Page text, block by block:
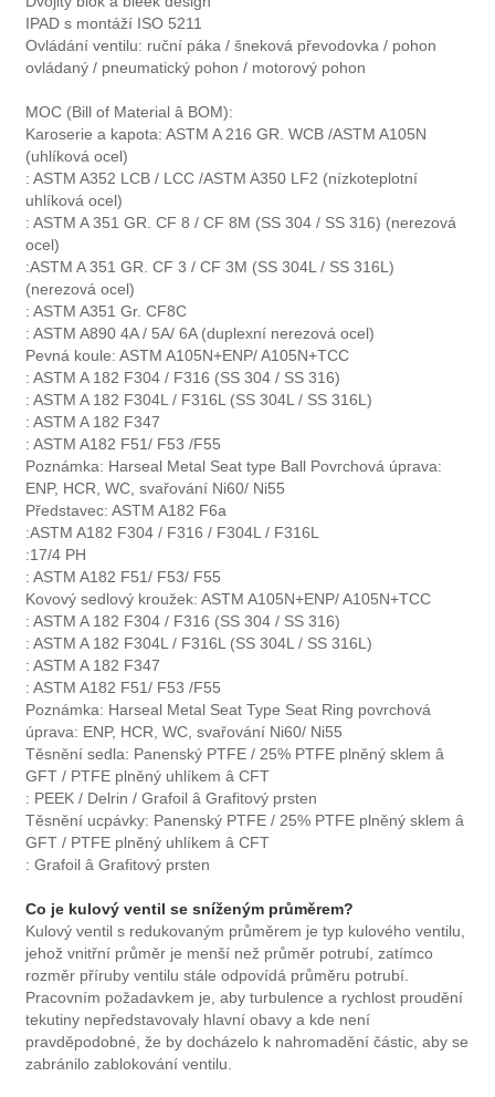
IPAD s montáží ISO 5211
Ovládání ventilu: ruční páka / šneková převodovka / pohon
ovládaný / pneumatický pohon / motorový pohon
MOC (Bill of Material â BOM):
Karoserie a kapota: ASTM A 216 GR. WCB /ASTM A105N
(uhlíková ocel)
: ASTM A352 LCB / LCC /ASTM A350 LF2 (nízkoteplotní
uhlíková ocel)
: ASTM A 351 GR. CF 8 / CF 8M (SS 304 / SS 316) (nerezová
ocel)
:ASTM A 351 GR. CF 3 / CF 3M (SS 304L / SS 316L)
(nerezová ocel)
: ASTM A351 Gr. CF8C
: ASTM A890 4A / 5A/ 6A (duplexní nerezová ocel)
Pevná koule: ASTM A105N+ENP/ A105N+TCC
: ASTM A 182 F304 / F316 (SS 304 / SS 316)
: ASTM A 182 F304L / F316L (SS 304L / SS 316L)
: ASTM A 182 F347
: ASTM A182 F51/ F53 /F55
Poznámka: Harseal Metal Seat type Ball Povrchová úprava:
ENP, HCR, WC, svařování Ni60/ Ni55
Představec: ASTM A182 F6a
:ASTM A182 F304 / F316 / F304L / F316L
:17/4 PH
: ASTM A182 F51/ F53/ F55
Kovový sedlový kroužek: ASTM A105N+ENP/ A105N+TCC
: ASTM A 182 F304 / F316 (SS 304 / SS 316)
: ASTM A 182 F304L / F316L (SS 304L / SS 316L)
: ASTM A 182 F347
: ASTM A182 F51/ F53 /F55
Poznámka: Harseal Metal Seat Type Seat Ring povrchová
úprava: ENP, HCR, WC, svařování Ni60/ Ni55
Těsnění sedla: Panenský PTFE / 25% PTFE plněný sklem â
GFT / PTFE plněný uhlíkem â CFT
: PEEK / Delrin / Grafoil â Grafitový prsten
Těsnění ucpávky: Panenský PTFE / 25% PTFE plněný sklem â
GFT / PTFE plněný uhlíkem â CFT
: Grafoil â Grafitový prsten
Co je kulový ventil se sníženým průměrem?
Kulový ventil s redukovaným průměrem je typ kulového ventilu,
jehož vnitřní průměr je menší než průměr potrubí, zatímco
rozměr příruby ventilu stále odpovídá průměru potrubí.
Pracovním požadavkem je, aby turbulence a rychlost proudění
tekutiny nepředstavovaly hlavní obavy a kde není
pravděpodobné, že by docházelo k nahromadění částic, aby se
zabránilo zablokování ventilu.